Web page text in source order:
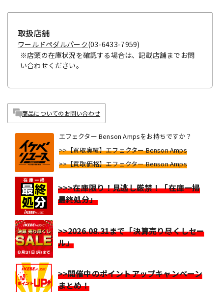
取扱店舗
ワールドペダルパーク(03-6433-7959)
※店頭の在庫状況を確認する場合は、記載店舗までお問
い合わせください。
商品についてのお問い合わせ
エフェクター Benson Ampsをお持ちですか？
>>【買取実績】エフェクター Benson Amps
>>【買取価格】エフェクター Benson Amps
>>>在庫限り！見逃し厳禁！「在庫一掃
最終処分」
>>2026.08.31まで「決算売り尽くしセー
ル」
>>開催中のポイントアップキャンペーン
まとめ！